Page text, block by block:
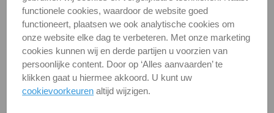
Dubbelnippel
Draadnippel
cilindrisch
Kap
DIN / Artikelnummer
F 335
Kwaliteit
A4 ( RVS / INOX )
Alle maten zijn in millimeters.
Foto's van producten zijn alleen illustraties en
kunnen soms afwijken van het werkelijke object. Het
functionele cookies, waardoor de website goed
functioneert, plaatsen we ook analytische cookies om
onze website elke dag te verbeteren. Met onze marketing
cookies kunnen wij en derde partijen u voorzien van
persoonlijke content. Door op ‘Alles aanvaarden’ te
klikken gaat u hiermee akkoord. U kunt uw
cookievoorkeuren altijd wijzigen.